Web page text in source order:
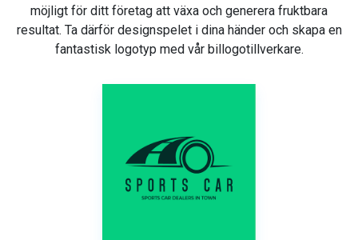
möjligt för ditt företag att växa och generera fruktbara
resultat. Ta därför designspelet i dina händer och skapa en
fantastisk logotyp med vår billogotillverkare.